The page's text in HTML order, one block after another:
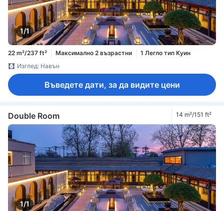
1/1
22 m²/237 ft² Максимално 2 възрастни
1 Легло тип Куин
Изглед: Навън
Въведете дати, за да видите цени
Double Room 14 m²/151 ft²
1/1